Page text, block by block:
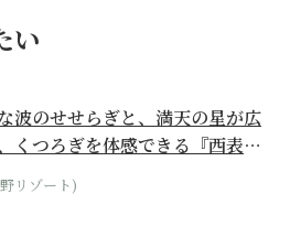
い
波のせせらぎと、満天の星が広
くつろぎを体感できる『西表島
by...
リゾート)